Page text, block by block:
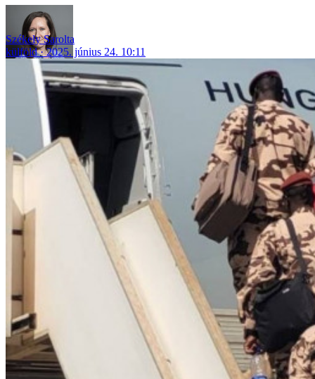
Székely Sarolta
külföld
2025. június 24. 10:11